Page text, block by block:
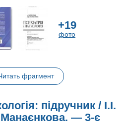
+19
фото
фрагмент
підручник / І.І.
— 3-є